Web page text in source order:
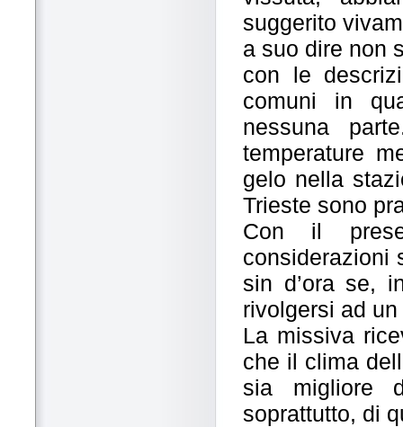
suggerito
a suo dire non
con le
comuni in
nessuna
temperature
gelo nella
Trieste sono
Con il
considerazioni
sin d’ora se,
rivolgersi ad
La missiva
che il clima
sia migliore
soprattutto, di